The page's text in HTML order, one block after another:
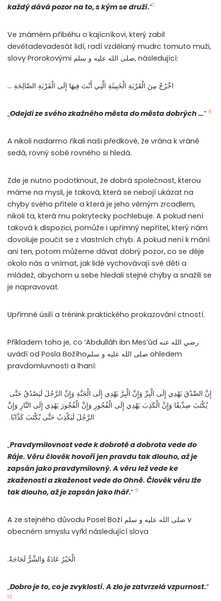
každý dává pozor na to, s kým se druží.“7
Ve známém příběhu o kajícníkovi, který zabil
devětadevadesát lidí, radí vzdělaný mudrc tomuto muži,
slovy Prorokovými صلى الله عليه و سلم, následující:
… اخْرُجْ مِنَ الْقَرْيَةِ الْخَبِيثَةِ الَّتِي أَنْتَ فِيهَا إِلَى الْقَرْيَةِ الصَّالِحَةِ
„Odejdi ze svého zkažného města do města dobrých …“ 8
A nikoli nadarmo říkali naši předkové, že vrána k vráně
sedá, rovný sobě rovného si hledá.
Zde je nutno podotknout, že dobrá společnost, kterou
máme na mysli, je taková, která se nebojí ukázat na
chyby svého přítele a která je jeho věrným zrcadlem,
nikoli ta, která mu pokrytecky pochlebuje. A pokud není
taková k dispozici, pomůže i upřímný nepřítel, který nám
dovoluje poučit se z vlastních chyb. A pokud není k mání
ani ten, potom můžeme dávat dobrý pozor, co se děje
okolo nás a vnímat, jak lidé vychovávají své děti a
mládež, abychom u sebe hledali stejné chyby a snažili se
je napravovat.
Upřímné úsilí a trénink praktického prokazování ctností.
Příkladem toho je, co ‘Abdulláh ibn Mes’úd رضي الله عنه
uvádí od Posla Božíhoصلى الله عليه و سلم ohledem
pravdomluvnosti a lhaní:
يُكْتَبَ صِدِّيقًا وَإِنَّ الْكَذِبَ يَهْدِي إِلَى الْفُجُورِ وَإِنَّ الْفُجُورَ يَهْدِي إِلَى النَّارِ وَإِنَّ
الرَّجُلَ لَيَكْذِبُ حَتَّى يُكْتَبَ كَذَّابًا. ‏
„Pravdymilovnost vede k dobrotě a dobrota vede do
Ráje. Věru člověk hovoří jen pravdu tak dlouho, až je
zapsán jako pravdymilovný. A věru lež vede ke
zkaženosti a zkaženost vede do Ohně. Člověk věru lže
tak dlouho, až je zapsán jako lhář.“ 9
A ze stejného důvodu Posel Boží صلى الله عليه و سلم v
obecném smyslu vyřkl následující slova
.الْخَيْرُ عَادَةٌ وَالشَّرُّ لَجَاجَةٌ
„Dobro je to, co je zvyklostí. A zlo je zatvrzelá vzpurnost.“
10